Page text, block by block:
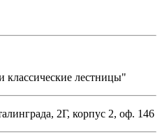
классические лестницы"
2Г, корпус 2, оф. 146